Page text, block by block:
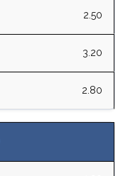
2.50
3.20
2.80